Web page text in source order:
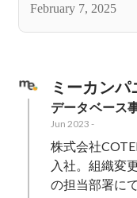
February 7, 2025
ミーカン
データベース
Jun 2023 -
株式会社
入社。組織変
の担当部署に